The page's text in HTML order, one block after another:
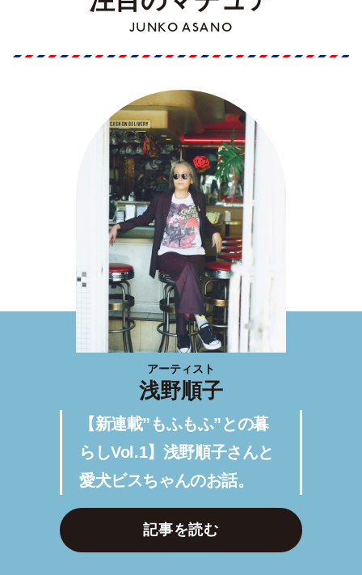
JUNKO ASANO
アーティスト
浅野順子
【新連載”もふもふ”との暮
らしVol.1】浅野順子さんと
愛犬ビスちゃんのお話。
記事を読む